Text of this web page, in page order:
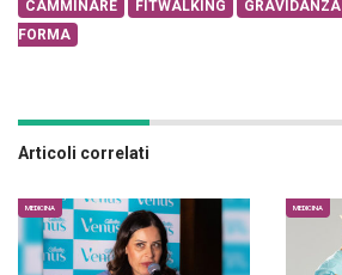
CAMMINARE
FITWALKING GRAVIDANZA
FORMA
Articoli correlati
MEDICINA MEDICINA